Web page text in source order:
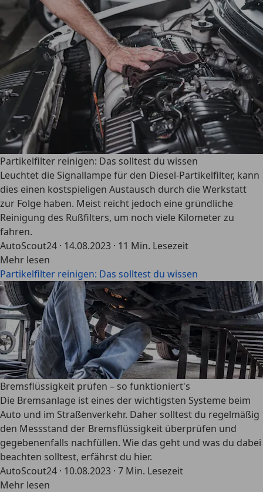
Partikelfilter reinigen: Das solltest du wissen
Leuchtet die Signallampe für den Diesel-Partikelfilter, kann
dies einen kostspieligen Austausch durch die Werkstatt
zur Folge haben. Meist reicht jedoch eine gründliche
Reinigung des Rußfilters, um noch viele Kilometer zu
fahren.
AutoScout24 · 14.08.2023 · 11 Min. Lesezeit
Mehr lesen
Partikelfilter reinigen: Das solltest du wissen
Bremsflüssigkeit prüfen – so funktioniert's
Die Bremsanlage ist eines der wichtigsten Systeme beim
Auto und im Straßenverkehr. Daher solltest du regelmäßig
den Messstand der Bremsflüssigkeit überprüfen und
gegebenenfalls nachfüllen. Wie das geht und was du dabei
beachten solltest, erfährst du hier.
AutoScout24 · 10.08.2023 · 7 Min. Lesezeit
Mehr lesen